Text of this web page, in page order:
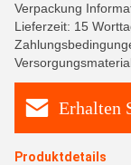
Verpackung
Lieferzeit: 15
Erhalten
Produktdetails